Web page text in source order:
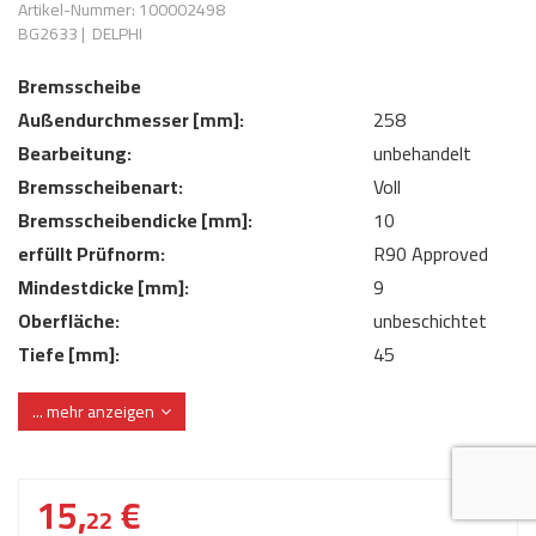
Werkzeuge & kleine
Lokring
Fittinge/
Elektrik
Kupplung/-anbauteile
Abgasanlage
Wischerblätter
Benzineinspritzung
Reiniger/
Dichtmasse
Prüföl
Öle
ANMELDEN
REGISTRIEREN
MERKZETTEL
zum B2B Shop
für Werkstattkunden
Artikel-Nummer: 100002498
BG2633| DELPHI
Bremsscheibe
Außendurchmesser [mm]:
258
Bearbeitung:
unbehandelt
Bremsscheibenart:
Voll
Bremsscheibendicke [mm]:
10
erfüllt Prüfnorm:
R90 Approved
Mindestdicke [mm]:
9
Oberfläche:
unbeschichtet
Tiefe [mm]:
45
Zentrierungsdurchmesser [mm]:
... mehr anzeigen
15,22 €